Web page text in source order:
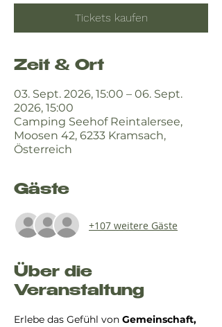
Tickets kaufen
Zeit & Ort
03. Sept. 2026, 15:00 – 06. Sept.
2026, 15:00
Camping Seehof Reintalersee,
Moosen 42, 6233 Kramsach,
Österreich
Gäste
+107 weitere Gäste
Über die
Veranstaltung
Erlebe das Gefühl von Gemeinschaft,